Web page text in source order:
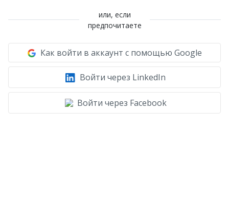
или, если
предпочитаете
Как войти в аккаунт с помощью Google
Войти через LinkedIn
Войти через Facebook